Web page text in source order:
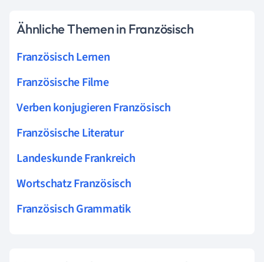
Ähnliche Themen in Französisch
Französisch Lernen
Französische Filme
Verben konjugieren Französisch
Französische Literatur
Landeskunde Frankreich
Wortschatz Französisch
Französisch Grammatik